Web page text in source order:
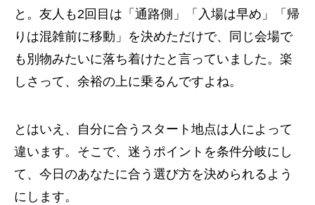
と。友人も2回目は「通路側」「入場は早め」「帰
りは混雑前に移動」を決めただけで、同じ会場で
も別物みたいに落ち着けたと言っていました。楽
しさって、余裕の上に乗るんですよね。
とはいえ、自分に合うスタート地点は人によって
違います。そこで、迷うポイントを条件分岐にし
て、今日のあなたに合う選び方を決められるよう
にします。